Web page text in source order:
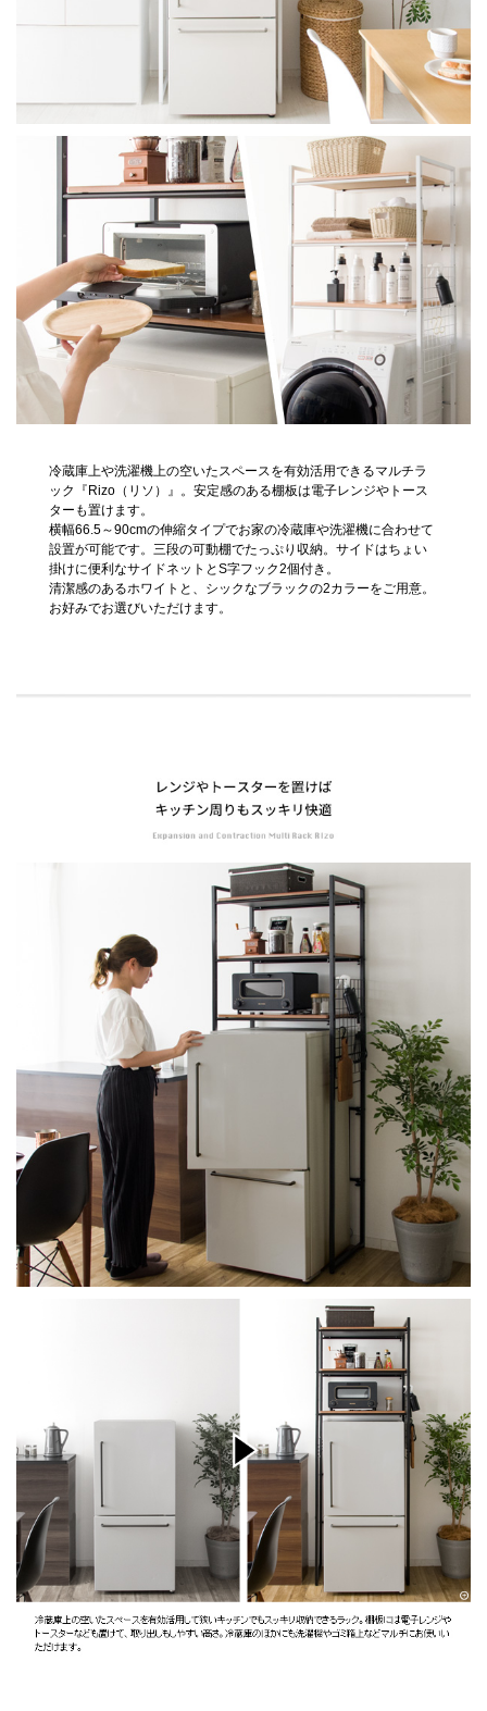
冷蔵庫上や洗濯機上の空いたスペースを有効活用できるマルチラ
ック『Rizo（リソ）』。安定感のある棚板は電子レンジやトース
ターも置けます。
横幅66.5～90cmの伸縮タイプでお家の冷蔵庫や洗濯機に合わせて
設置が可能です。三段の可動棚でたっぷり収納。サイドはちょい
掛けに便利なサイドネットとS字フック2個付き。
清潔感のあるホワイトと、シックなブラックの2カラーをご用意。
お好みでお選びいただけます。